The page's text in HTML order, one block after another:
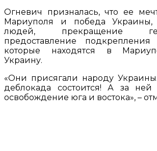
Огневич призналась, что ее
Мариуполя и победа Украины,
людей, прекращение
предоставление
которые находятся в
Украину.
«Они присягали народу
деблокада состоится! А за
освобождение юга и востока», –